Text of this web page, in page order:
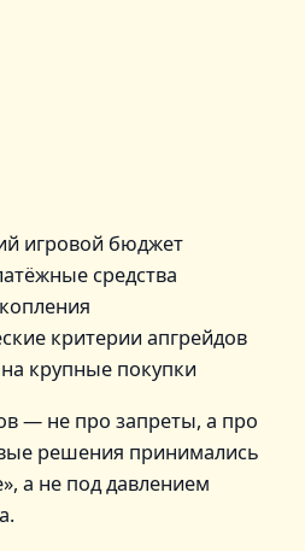
игровой бюджет
средства
критерии апгрейдов
крупные покупки
— не про запреты, а про
решения принимались
а не под давлением